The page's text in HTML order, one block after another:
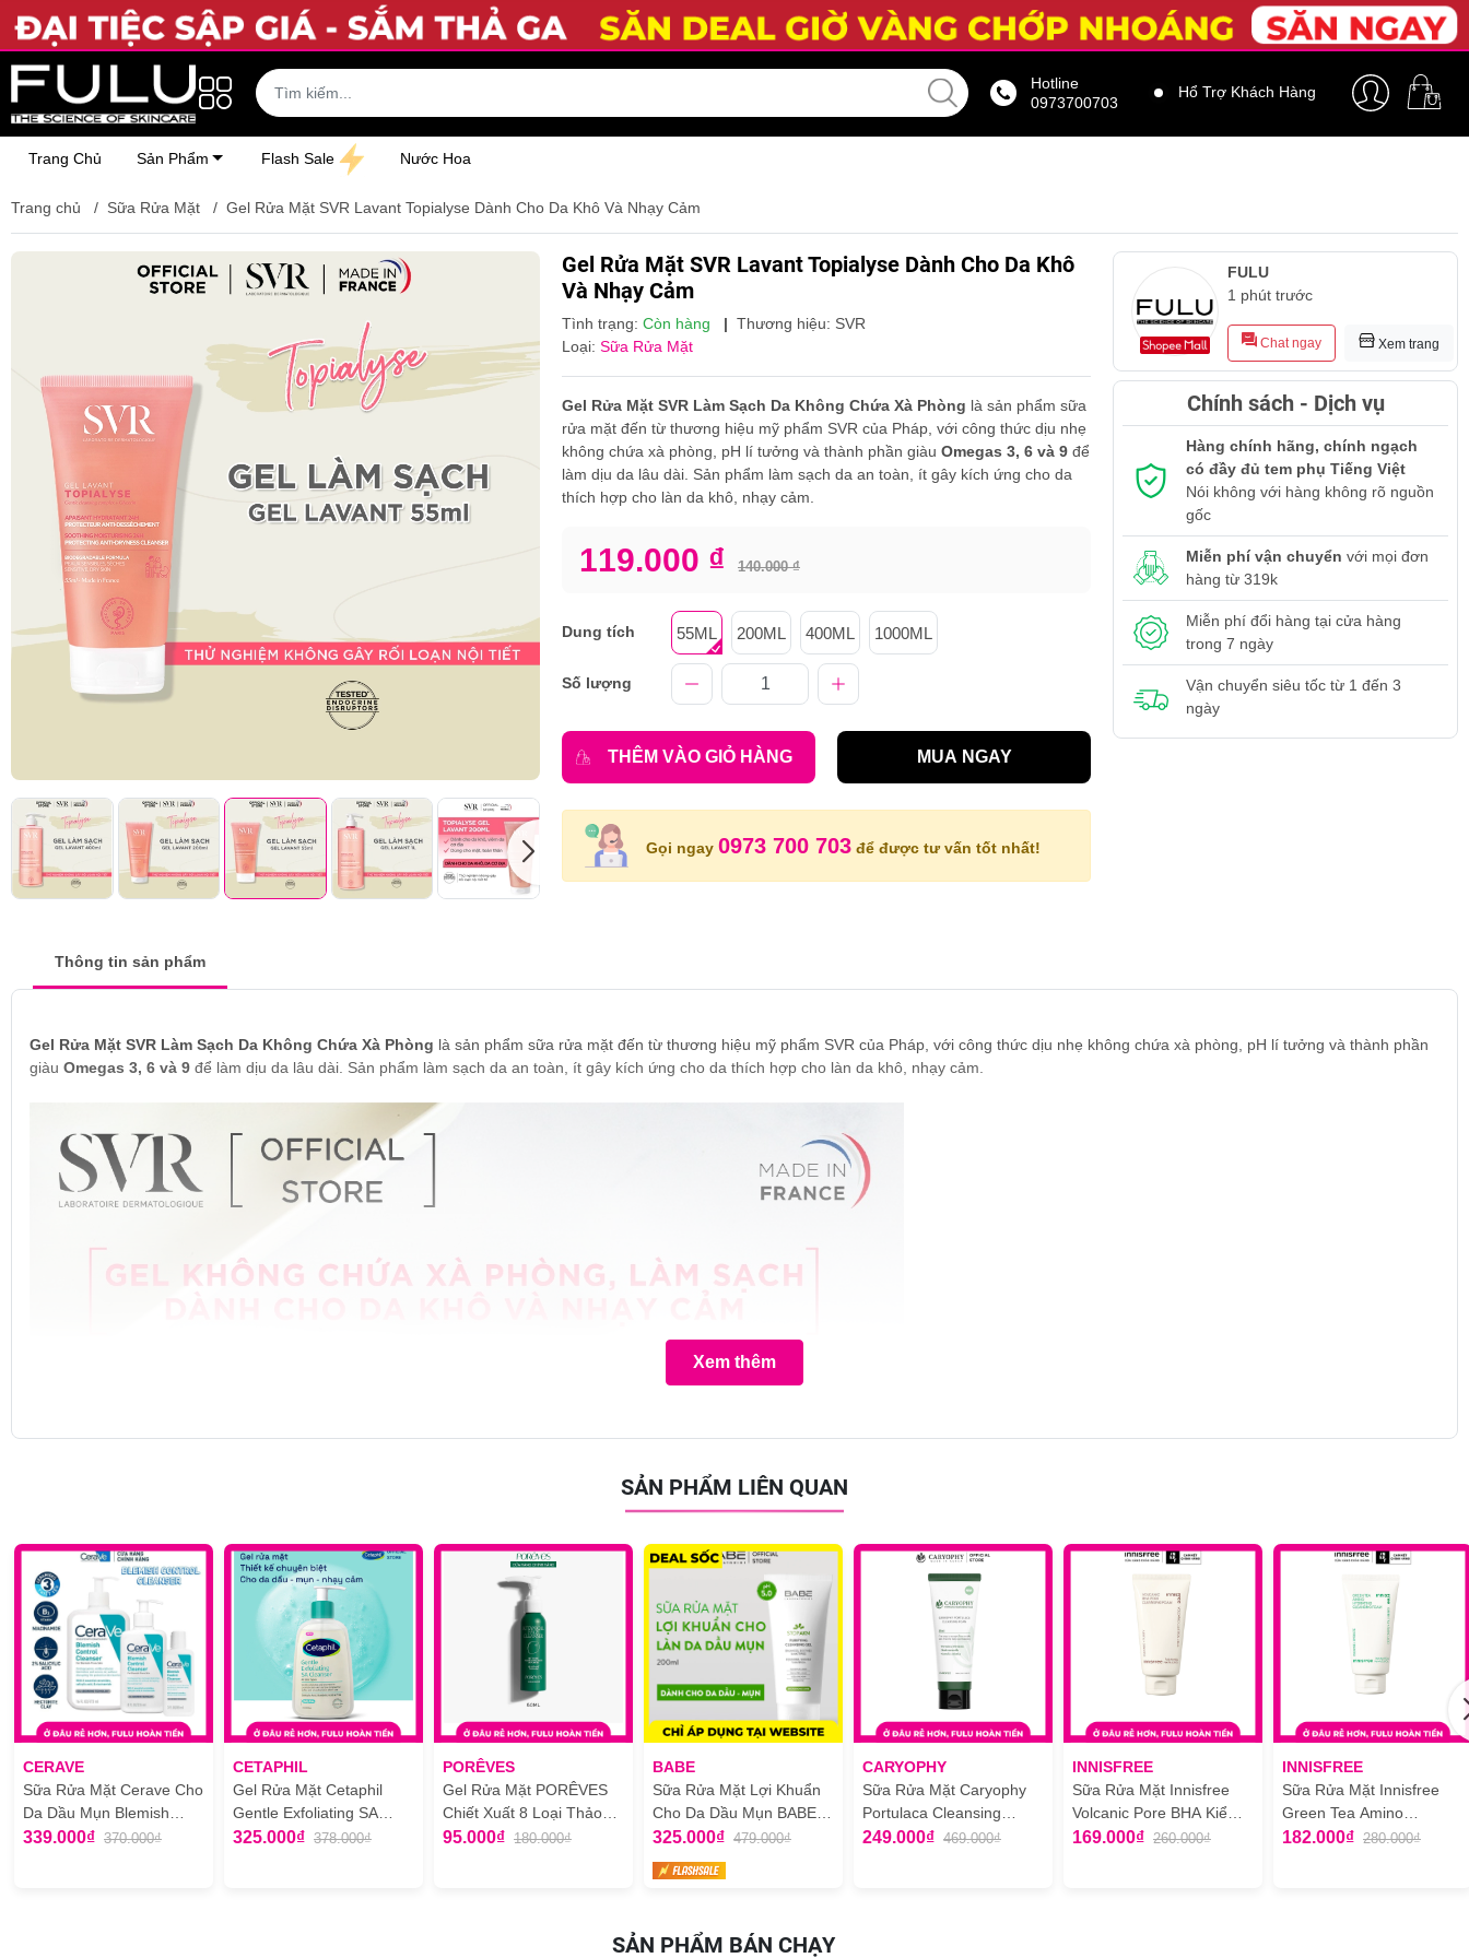
Hotline
0973700703
Hổ Trợ Khách Hàng
Trang Chủ Sản Phẩm Flash Sale Nước Hoa
Trang chủ / Sữa Rửa Mặt / Gel Rửa Mặt SVR Lavant Topialyse Dành Cho Da Khô Và Nhạy Cảm
Gel Rửa Mặt SVR Lavant Topialyse Dành Cho Da Khô
Và Nhạy Cảm
Tình trạng: Còn hàng | Thương hiệu: SVR
Loại: Sữa Rửa Mặt
Gel Rửa Mặt SVR Làm Sạch Da Không Chứa Xà Phòng là sản phẩm sữa
rửa mặt đến từ thương hiệu mỹ phẩm SVR của Pháp, với công thức dịu nhẹ
không chứa xà phòng, pH lí tưởng và thành phần giàu Omegas 3, 6 và 9 để
làm dịu da lâu dài. Sản phẩm làm sạch da an toàn, ít gây kích ứng cho da
thích hợp cho làn da khô, nhạy cảm.
119.000 ₫ 140.000 ₫
Dung tích 55ML 200ML 400ML 1000ML
Số lượng
THÊM VÀO GIỎ HÀNG MUA NGAY
Gọi ngay 0973 700 703 để được tư vấn tốt nhất!
FULU
1 phút trước
Chat ngay Xem trang
Chính sách - Dịch vụ
Hàng chính hãng, chính ngạch
có đầy đủ tem phụ Tiếng Việt
Nói không với hàng không rõ nguồn
gốc
Miễn phí vận chuyển với mọi đơn
hàng từ 319k
Miễn phí đổi hàng tại cửa hàng
trong 7 ngày
Vận chuyển siêu tốc từ 1 đến 3
ngày
Thông tin sản phẩm
Gel Rửa Mặt SVR Làm Sạch Da Không Chứa Xà Phòng là sản phẩm sữa rửa mặt đến từ thương hiệu mỹ phẩm SVR của Pháp, với công thức dịu nhẹ không chứa xà phòng, pH lí tưởng và thành phần
giàu Omegas 3, 6 và 9 để làm dịu da lâu dài. Sản phẩm làm sạch da an toàn, ít gây kích ứng cho da thích hợp cho làn da khô, nhạy cảm.
Xem thêm
SẢN PHẨM LIÊN QUAN
CERAVE
Sữa Rửa Mặt Cerave Cho
Da Dầu Mụn Blemish
Control Cleanser
339.000₫ 370.000₫
CETAPHIL
Gel Rửa Mặt Cetaphil
Gentle Exfoliating SA
Cleanser Sạch Sâu, Tẩy
325.000₫ 378.000₫
PORÊVES
Gel Rửa Mặt PORÊVES
Chiết Xuất 8 Loại Thảo
Mộc Botanical Face
95.000₫ 180.000₫
BABE
Sữa Rửa Mặt Lợi Khuẩn
Cho Da Dầu Mụn BABE
Stop AKN Purifying
Cleansing Gel 200ml
325.000₫ 479.000₫
CARYOPHY
Sữa Rửa Mặt Caryophy
Portulaca Cleansing
Foam Ngăn Ngừa Mụn
249.000₫ 469.000₫
INNISFREE
Sữa Rửa Mặt Innisfree
Volcanic Pore BHA Kiểm
Soát Nhờn Tro Núi Lửa &
169.000₫ 260.000₫
INNISFREE
Sữa Rửa Mặt Innisfree
Green Tea Amino
Hydrating Dưỡng Ẩm
182.000₫ 280.000₫
SẢN PHẨM BÁN CHẠY